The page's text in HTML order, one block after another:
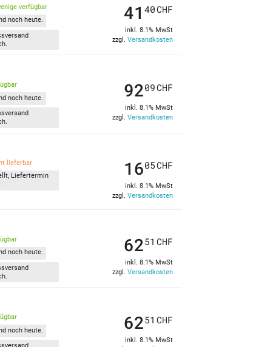
verfügbar
noch heute.
4140CHF
inkl. 8.1% MwSt
zzgl. Versandkosten
noch heute.
9209CHF
inkl. 8.1% MwSt
zzgl. Versandkosten
lieferbar
Liefertermin
1605CHF
inkl. 8.1% MwSt
zzgl. Versandkosten
noch heute.
6251 CHF
inkl. 8.1% MwSt
zzgl. Versandkosten
noch heute.
6251 CHF
inkl. 8.1% MwSt